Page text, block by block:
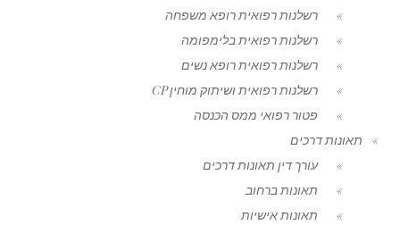
רשלנות רפואית רופא משפחה
רשלנות רפואית בלימפומה
רשלנות רפואית רופא נשים
רשלנות רפואית ושיתוק מוחין CP
פטור רפואי ממס הכנסה
תאונות דרכים
עורך דין תאונות דרכים
תאונות ברחוב
תאונות אישיות